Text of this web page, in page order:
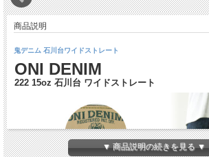
商品説明
鬼デニム 石川台ワイドストレート
ONI DENIM
222 15oz 石川台 ワイドストレート
▼ 商品説明の続きを見る ▼